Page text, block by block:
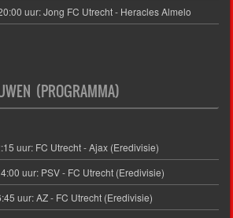
uur: Jong FC Utrecht - Heracles Almelo
(PROGRAMMA)
uur: FC Utrecht - Ajax (Eredivisie)
uur: PSV - FC Utrecht (Eredivisie)
uur: AZ - FC Utrecht (Eredivisie)